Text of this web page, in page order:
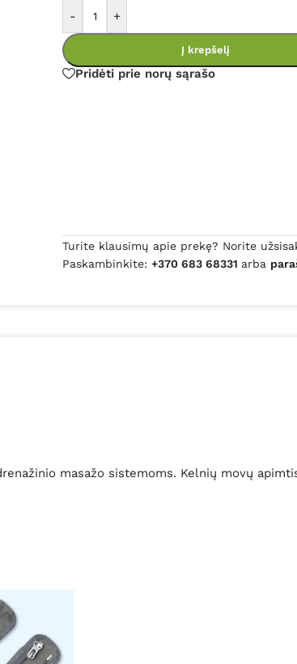
- +
Į krepšelį
Pridėti prie norų sąrašo
Turite klausimų apie prekę? Norite
Paskambinkite:+370 683 68331 arba
masažo sistemoms. Kelnių movų